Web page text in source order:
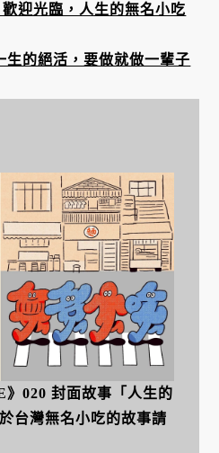
迎光臨，人生的無名小吃
生的絕活，要做就做一輩子
020 封面故事「人生的
台灣無名小吃的故事請